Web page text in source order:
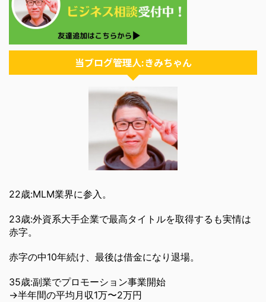
当ブログ管理人:きみちゃん
22歳:MLM業界に参入。
23歳:外資系大手企業で最高タイトルを取得するも実情は
赤字。
赤字の中10年続け、最後は借金になり退場。
35歳:副業でプロモーション事業開始
→半年間の平均月収1万〜2万円